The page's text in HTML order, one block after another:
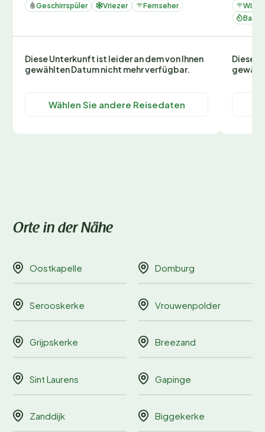
Geschirrspüler Vriezer Fernseher
Diese Unterkunft ist leider an dem von Ihnen
gewählten Datum nicht mehr verfügbar.
Wählen Sie andere Reisedaten
WLAN
Diese
Orte in der Nähe
Oostkapelle Domburg
Serooskerke Vrouwenpolder
Grijpskerke Breezand
Sint Laurens Gapinge
Zanddijk Biggekerke